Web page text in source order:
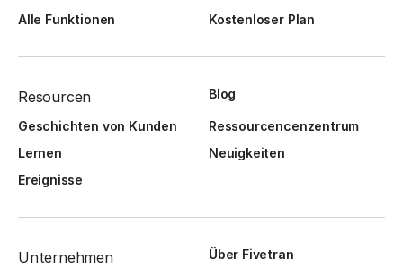
Alle Funktionen Kostenloser Plan
Resourcen Blog
Geschichten von Kunden
Ressourcencenzentrum
Lernen
Neuigkeiten
Ereignisse
Unternehmen Über Fivetran